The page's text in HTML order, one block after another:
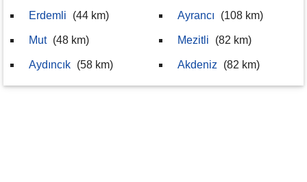
Erdemli (44 km)
Mut (48 km)
Aydıncık (58 km)
Ayrancı (108 km)
Mezitli (82 km)
Akdeniz (82 km)